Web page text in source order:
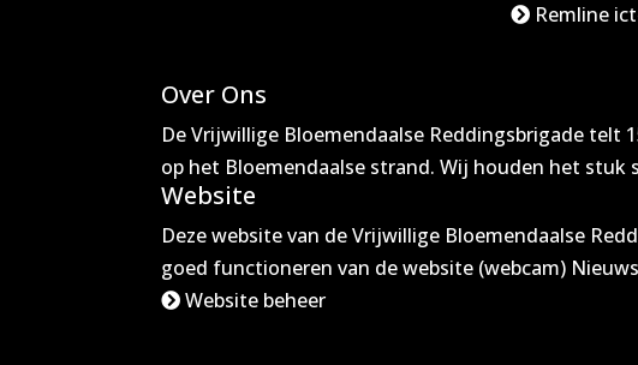
Remline
Over Ons
De Vrijwillige Bloemendaalse Reddingsbrigade
op het Bloemendaalse strand. Wij houden het
Website
Deze website van de Vrijwillige Bloemendaalse
goed functioneren van de website (webcam)
Website beheer